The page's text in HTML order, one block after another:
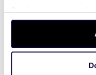
dane są przetwarzane
. W
zmienić lub wycofać
Wykorzystujemy pliki
Wyposażenie
https://sadurscy.pl/
https://